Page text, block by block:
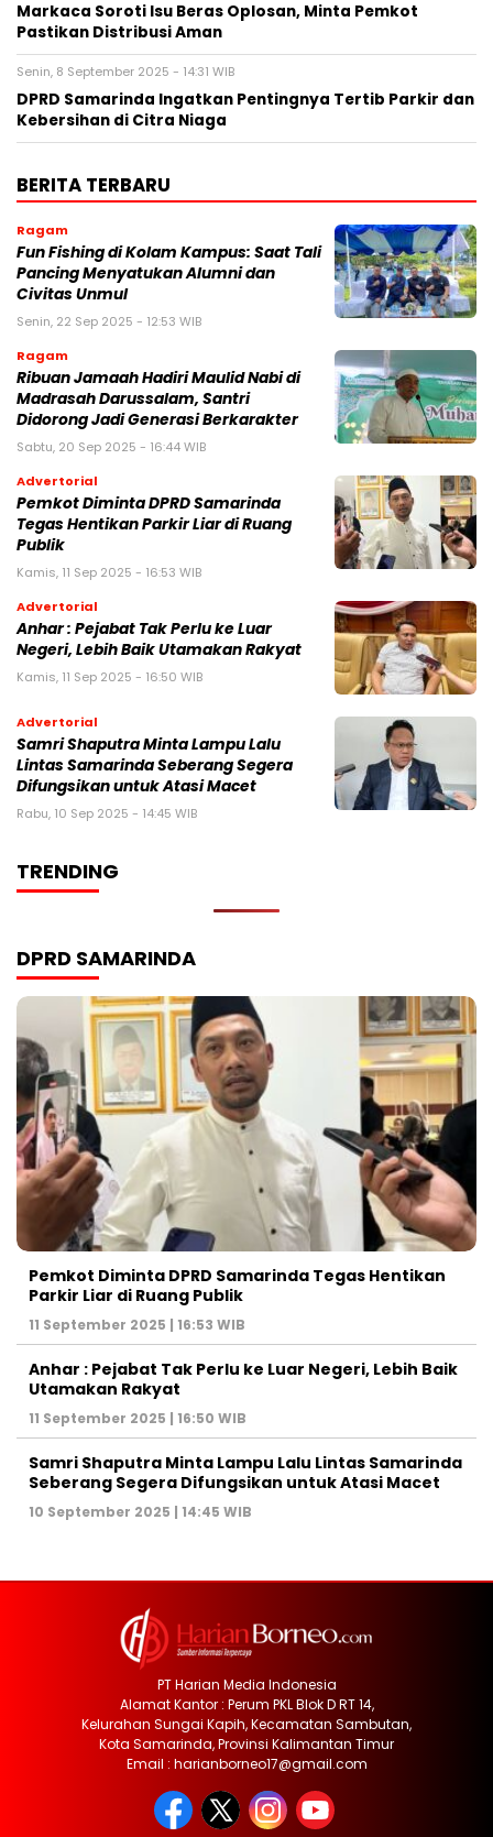
Markaca Soroti Isu Beras Oplosan, Minta Pemkot
Pastikan Distribusi Aman
Senin, 8 September 2025 - 14:31 WIB
DPRD Samarinda Ingatkan Pentingnya Tertib Parkir dan
Kebersihan di Citra Niaga
BERITA TERBARU
Ragam
Fun Fishing di Kolam Kampus: Saat Tali
Pancing Menyatukan Alumni dan
Civitas Unmul
Senin, 22 Sep 2025 - 12:53 WIB
Ragam
Ribuan Jamaah Hadiri Maulid Nabi di
Madrasah Darussalam, Santri
Didorong Jadi Generasi Berkarakter
Sabtu, 20 Sep 2025 - 16:44 WIB
Advertorial
Pemkot Diminta DPRD Samarinda
Tegas Hentikan Parkir Liar di Ruang
Publik
Kamis, 11 Sep 2025 - 16:53 WIB
Advertorial
Anhar : Pejabat Tak Perlu ke Luar
Negeri, Lebih Baik Utamakan Rakyat
Kamis, 11 Sep 2025 - 16:50 WIB
Advertorial
Samri Shaputra Minta Lampu Lalu
Lintas Samarinda Seberang Segera
Difungsikan untuk Atasi Macet
Rabu, 10 Sep 2025 - 14:45 WIB
TRENDING
DPRD SAMARINDA
Pemkot Diminta DPRD Samarinda Tegas Hentikan
Parkir Liar di Ruang Publik
11 September 2025 | 16:53 WIB
Anhar : Pejabat Tak Perlu ke Luar Negeri, Lebih Baik
Utamakan Rakyat
11 September 2025 | 16:50 WIB
Samri Shaputra Minta Lampu Lalu Lintas Samarinda
Seberang Segera Difungsikan untuk Atasi Macet
10 September 2025 | 14:45 WIB
PT Harian Media Indonesia
Alamat Kantor : Perum PKL Blok D RT 14,
Kelurahan Sungai Kapih, Kecamatan Sambutan,
Kota Samarinda, Provinsi Kalimantan Timur
Email : harianborneo17@gmail.com